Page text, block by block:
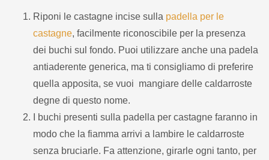
Riponi le castagne incise sulla padella per le
castagne, facilmente riconoscibile per la presenza
dei buchi sul fondo. Puoi utilizzare anche una padela
antiaderente generica, ma ti consigliamo di preferire
quella apposita, se vuoi mangiare delle caldarroste
degne di questo nome.
I buchi presenti sulla padella per castagne faranno in
modo che la fiamma arrivi a lambire le caldarroste
senza bruciarle. Fa attenzione, girarle ogni tanto, per